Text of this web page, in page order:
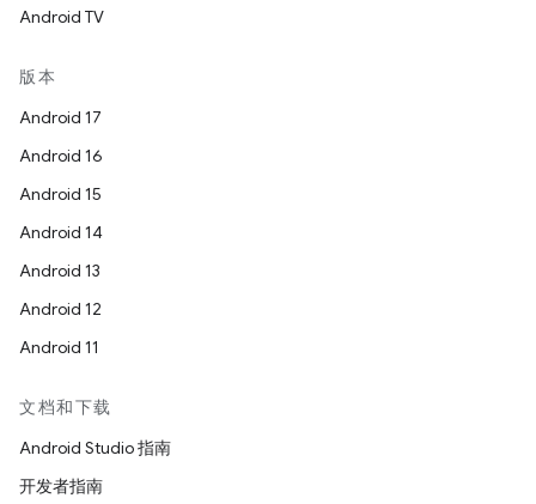
Android TV
版本
Android 17
Android 16
Android 15
Android 14
Android 13
Android 12
Android 11
文档和下载
Android Studio 指南
开发者指南